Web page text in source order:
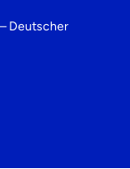
Deutscher